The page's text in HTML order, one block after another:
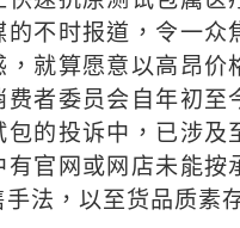
的不时报道，令一众
，就算愿意以高昂价
费者委员会自年初至
包的投诉中，已涉及
有官网或网店未能按
法，以至货品质素